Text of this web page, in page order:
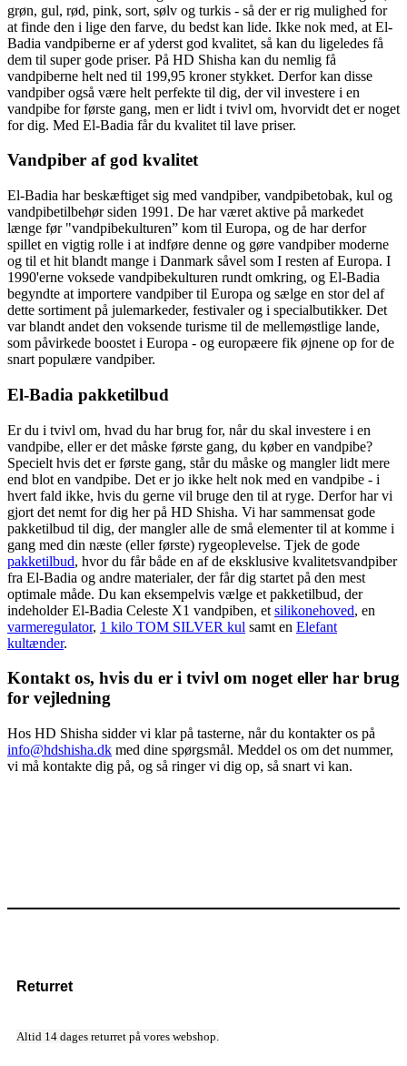
grøn, gul, rød, pink, sort, sølv og turkis - så der er rig mulighed for
at finde den i lige den farve, du bedst kan lide. Ikke nok med, at El-
Badia vandpiberne er af yderst god kvalitet, så kan du ligeledes få
dem til super gode priser. På HD Shisha kan du nemlig få
vandpiberne helt ned til 199,95 kroner stykket. Derfor kan disse
vandpiber også være helt perfekte til dig, der vil investere i en
vandpibe for første gang, men er lidt i tvivl om, hvorvidt det er noget
for dig. Med El-Badia får du kvalitet til lave priser.
Vandpiber af god kvalitet
El-Badia har beskæftiget sig med vandpiber, vandpibetobak, kul og
vandpibetilbehør siden 1991. De har været aktive på markedet
længe før "vandpibekulturen” kom til Europa, og de har derfor
spillet en vigtig rolle i at indføre denne og gøre vandpiber moderne
og til et hit blandt mange i Danmark såvel som I resten af Europa. I
1990'erne voksede vandpibekulturen rundt omkring, og El-Badia
begyndte at importere vandpiber til Europa og sælge en stor del af
dette sortiment på julemarkeder, festivaler og i specialbutikker. Det
var blandt andet den voksende turisme til de mellemøstlige lande,
som påvirkede boostet i Europa - og europæere fik øjnene op for de
snart populære vandpiber.
El-Badia pakketilbud
Er du i tvivl om, hvad du har brug for, når du skal investere i en
vandpibe, eller er det måske første gang, du køber en vandpibe?
Specielt hvis det er første gang, står du måske og mangler lidt mere
end blot en vandpibe. Det er jo ikke helt nok med en vandpibe - i
hvert fald ikke, hvis du gerne vil bruge den til at ryge. Derfor har vi
gjort det nemt for dig her på HD Shisha. Vi har sammensat gode
pakketilbud til dig, der mangler alle de små elementer til at komme i
gang med din næste (eller første) rygeoplevelse. Tjek de gode
pakketilbud, hvor du får både en af de eksklusive kvalitetsvandpiber
fra El-Badia og andre materialer, der får dig startet på den mest
optimale måde. Du kan eksempelvis vælge et pakketilbud, der
indeholder El-Badia Celeste X1 vandpiben, et silikonehoved, en
varmeregulator, 1 kilo TOM SILVER kul samt en Elefant
kultænder.
Kontakt os, hvis du er i tvivl om noget eller har brug
for vejledning
Hos HD Shisha sidder vi klar på tasterne, når du kontakter os på
info@hdshisha.dk med dine spørgsmål. Meddel os om det nummer,
vi må kontakte dig på, og så ringer vi dig op, så snart vi kan.
Returret
Altid 14 dages returret på vores webshop.